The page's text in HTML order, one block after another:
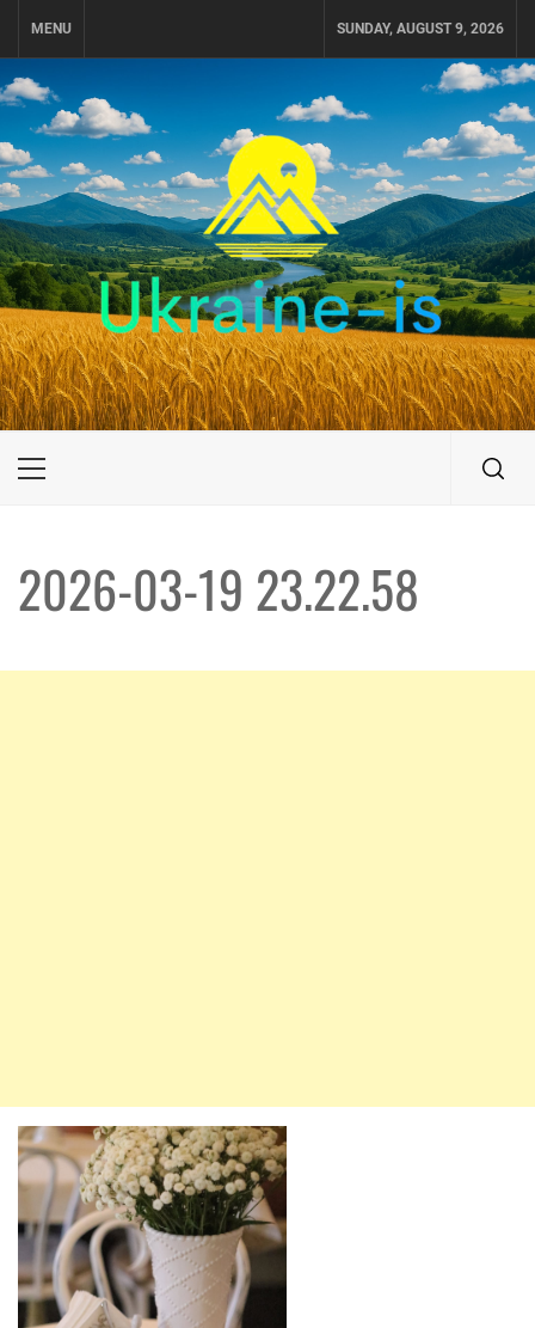
MENU SUNDAY, AUGUST 9, 2026
UKRAINE-IS
ПОДОРОЖI ПО УКРАЇНІ
Primary
2026-03-19 23.22.58